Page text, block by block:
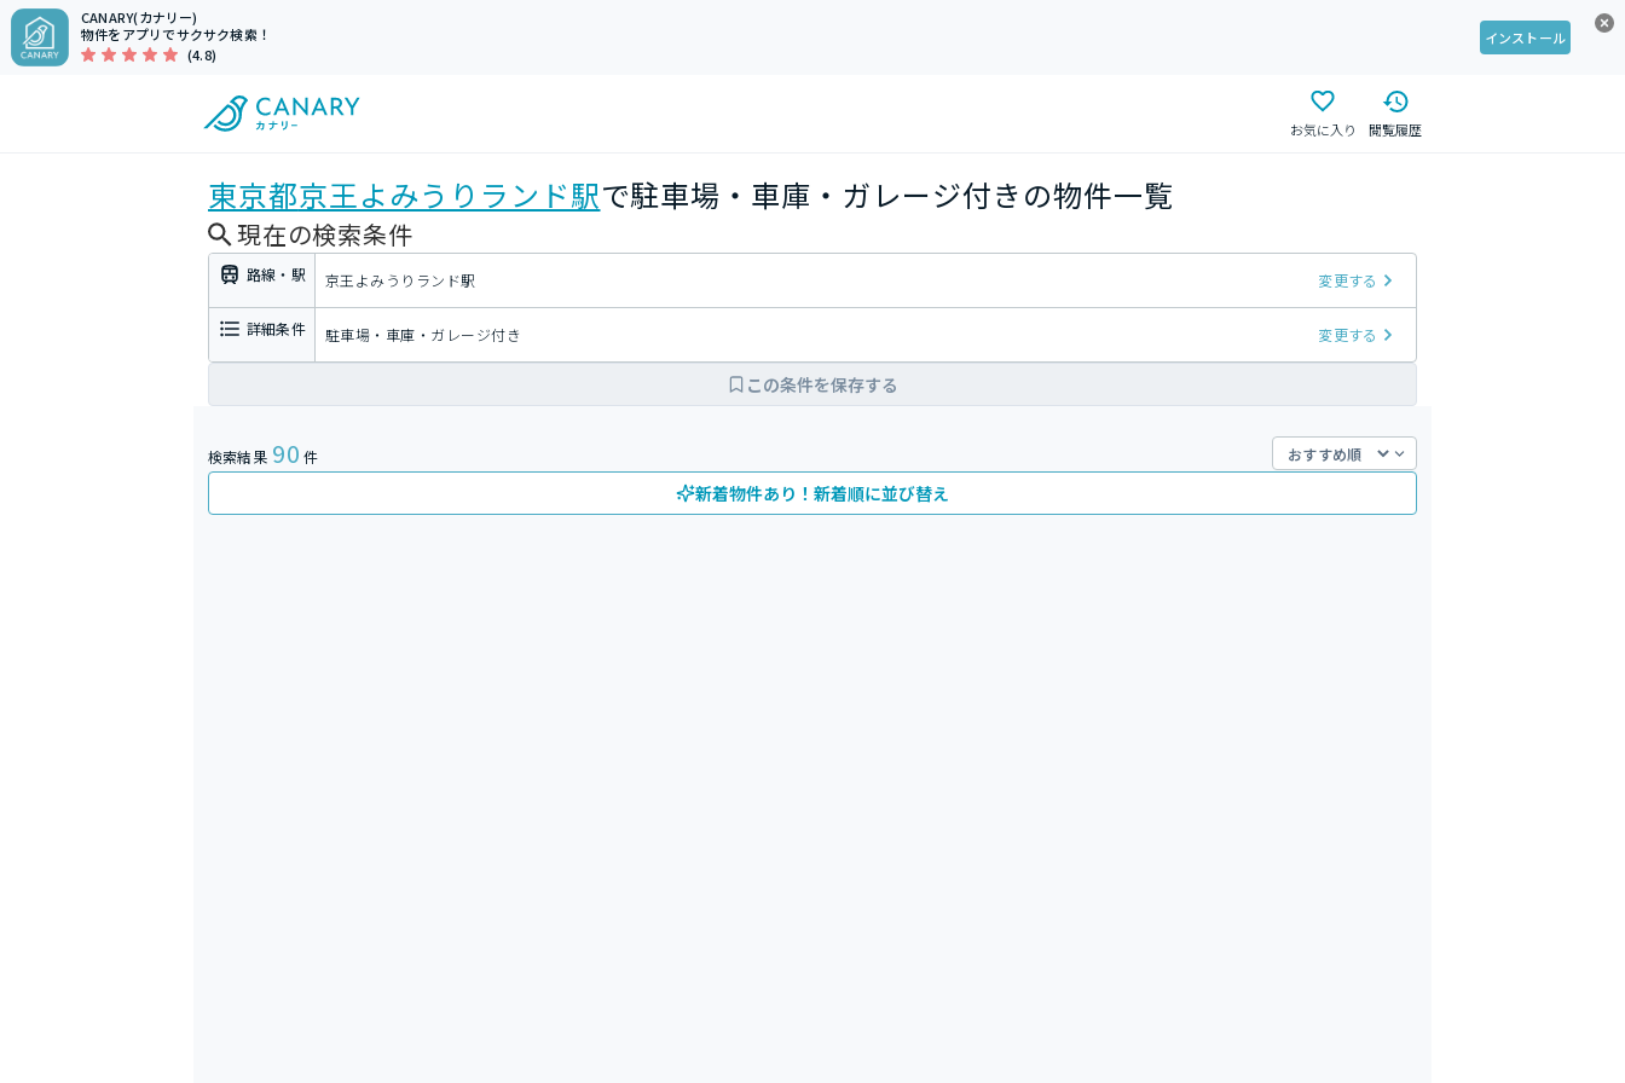
CANARY(カナリー)
物件をアプリでサクサク検索！
(4.8)
インストール
お気に入り 閲覧履歴
東京都京王よみうりランド駅で駐車場・車庫・ガレージ付きの物件一覧
現在の検索条件
路線・駅 京王よみうりランド駅 変更する
詳細条件 駐車場・車庫・ガレージ付き 変更する
この条件を保存する
検索結果 90 件
新着物件あり！新着順に並び替え